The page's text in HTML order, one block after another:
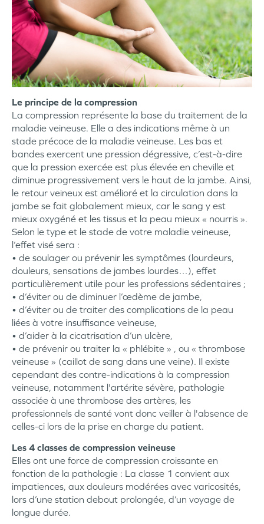
Le principe de la compression
La compression représente la base du traitement de la
maladie veineuse. Elle a des indications même à un
stade précoce de la maladie veineuse. Les bas et
bandes exercent une pression dégressive, c’est-à-dire
que la pression exercée est plus élevée en cheville et
diminue progressivement vers le haut de la jambe. Ainsi,
le retour veineux est amélioré et la circulation dans la
jambe se fait globalement mieux, car le sang y est
mieux oxygéné et les tissus et la peau mieux « nourris ».
Selon le type et le stade de votre maladie veineuse,
l’effet visé sera :
• de soulager ou prévenir les symptômes (lourdeurs,
douleurs, sensations de jambes lourdes…), effet
particulièrement utile pour les professions sédentaires ;
• d’éviter ou de diminuer l’œdème de jambe,
• d’éviter ou de traiter des complications de la peau
liées à votre insuffisance veineuse,
• d’aider à la cicatrisation d’un ulcère,
• de prévenir ou traiter la « phlébite » , ou « thrombose
veineuse » (caillot de sang dans une veine). Il existe
cependant des contre-indications à la compression
veineuse, notamment l'artérite sévère, pathologie
associée à une thrombose des artères, les
professionnels de santé vont donc veiller à l'absence de
celles-ci lors de la prise en charge du patient.
Les 4 classes de compression veineuse
Elles ont une force de compression croissante en
fonction de la pathologie : La classe 1 convient aux
impatiences, aux douleurs modérées avec varicosités,
lors d’une station debout prolongée, d’un voyage de
longue durée.